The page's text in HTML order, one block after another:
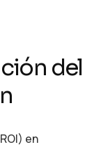
del
en